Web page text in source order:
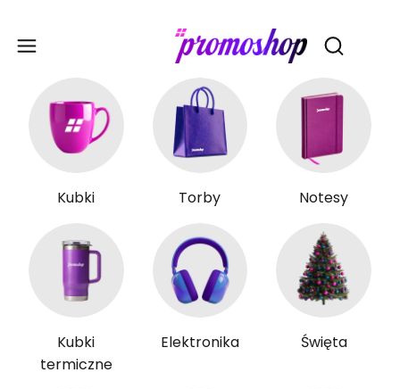
Otwórz
Kubki Torby Notesy
Kubki
termiczne
Elektronika Święta